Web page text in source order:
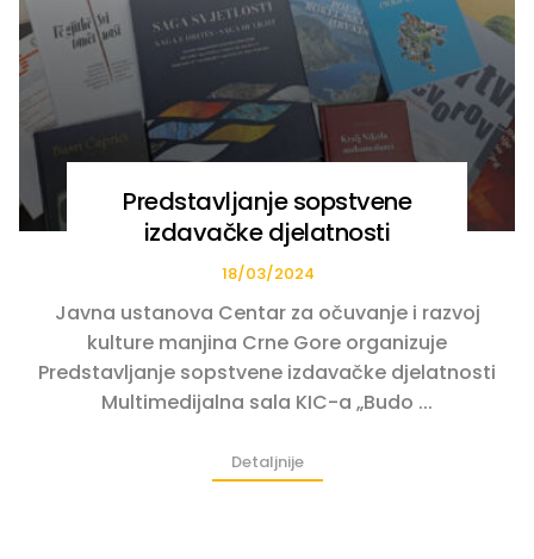
Predstavljanje sopstvene
izdavačke djelatnosti
18/03/2024
Javna ustanova Centar za očuvanje i razvoj
kulture manjina Crne Gore organizuje
Predstavljanje sopstvene izdavačke djelatnosti
Multimedijalna sala KIC-a „Budo ...
Detaljnije